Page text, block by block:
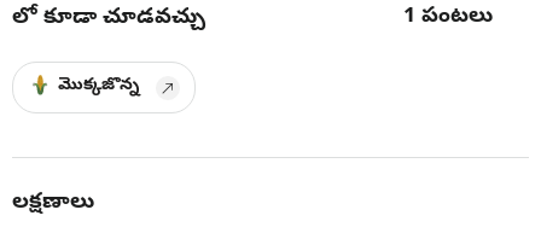
లో కూడా చూడవచ్చు 1 పంటలు
మొక్కజొన్న
లక్షణాలు